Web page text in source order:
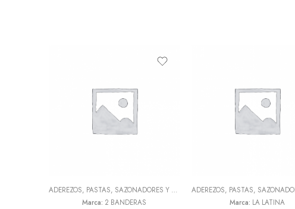
ADEREZOS, PASTAS, SAZONADORES Y CONDIMENTOS ,TODOS
Marca: 2 BANDERAS
Marca: LA LATINA